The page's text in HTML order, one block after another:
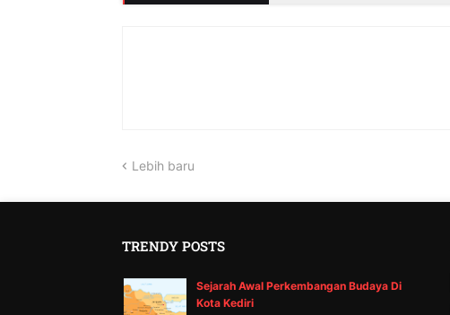
Lebih baru
TRENDY POSTS
Sejarah Awal Perkembangan Budaya Di
Kota Kediri